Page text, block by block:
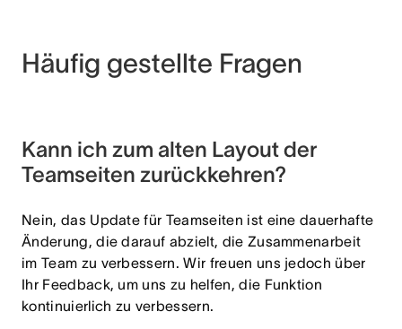
Häufig gestellte Fragen
Kann ich zum alten Layout der
Teamseiten zurückkehren?
Nein, das Update für Teamseiten ist eine dauerhafte
Änderung, die darauf abzielt, die Zusammenarbeit
im Team zu verbessern. Wir freuen uns jedoch über
Ihr Feedback, um uns zu helfen, die Funktion
kontinuierlich zu verbessern.